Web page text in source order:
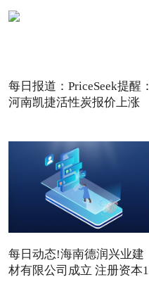
每日报道：PriceSeek提醒：
河南凯捷活性炭报价上涨
每日动态!海南德润兴业建
材有限公司成立 注册资本1